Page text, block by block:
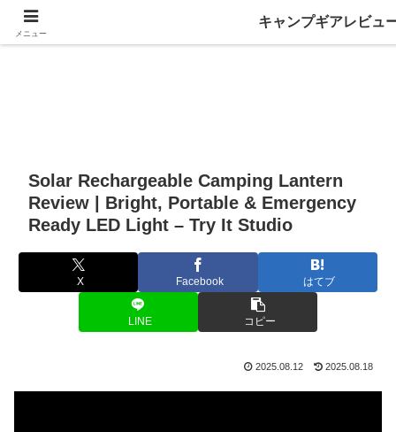
Solar Rechargeable Camping Lantern
Review | Bright, Portable & Emergency
Ready LED Light – Try It Studio
X Facebook はてブ
LINE コピー
2025.08.12 2025.08.18
メニュー
キャンプギアレビュ